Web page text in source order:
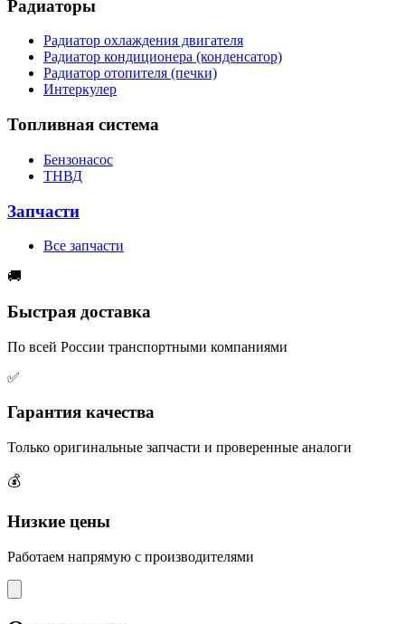
Радиаторы
Радиатор охлаждения двигателя
Радиатор кондиционера (конденсатор)
Радиатор отопителя (печки)
Интеркулер
Топливная система
Бензонасос
ТНВД
Запчасти
Все запчасти
🚚
Быстрая доставка
По всей России транспортными компаниями
✅
Гарантия качества
Только оригинальные запчасти и проверенные аналоги
💰
Низкие цены
Работаем напрямую с производителями